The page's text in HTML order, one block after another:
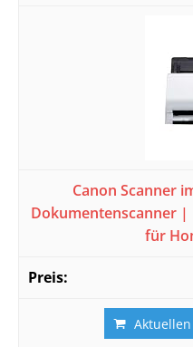
Canon Scanner
Dokumentenscanner |
für